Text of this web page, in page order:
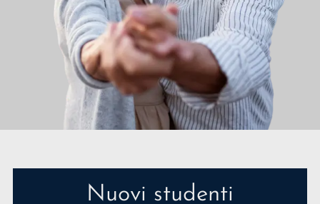
Nuovi studenti